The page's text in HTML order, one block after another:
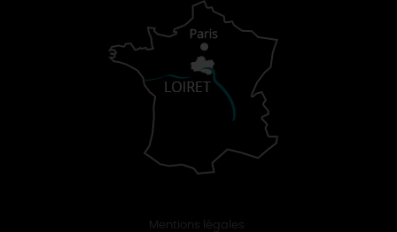
Mentions légales